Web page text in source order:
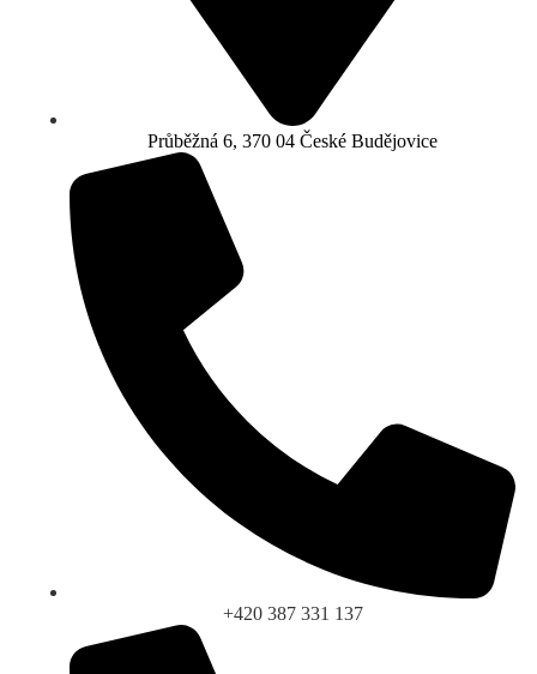
Průběžná 6, 370 04 České Budějovice
+420 387 331 137